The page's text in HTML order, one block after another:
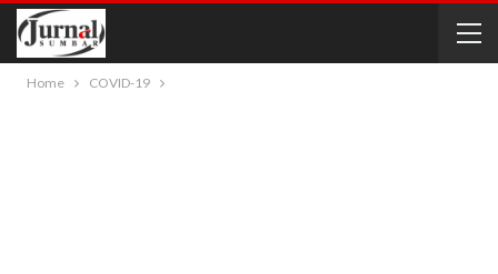
Home COVID-19